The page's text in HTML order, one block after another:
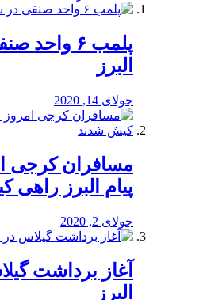
پلمب ۶
البرز
جولای 14, 2020
مسافران کرجی
پیام البرز
جولای 2, 2020
آغاز برداشت
البرز